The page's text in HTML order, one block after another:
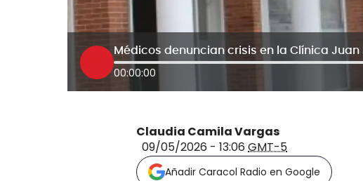
00:00:00
Claudia Camila Vargas
09/05/2026 - 13:06 GMT-5
Añadir Caracol Radio en Google